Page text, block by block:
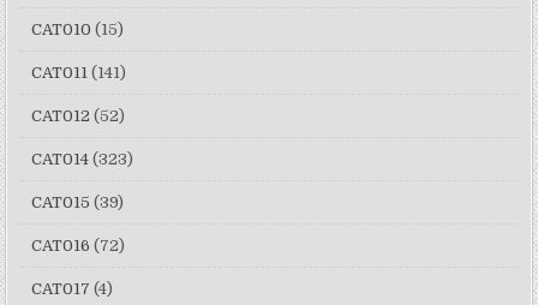
CAT010 (15)
CAT011 (141)
CAT012 (52)
CAT014 (323)
CAT015 (39)
CAT016 (72)
CAT017 (4)